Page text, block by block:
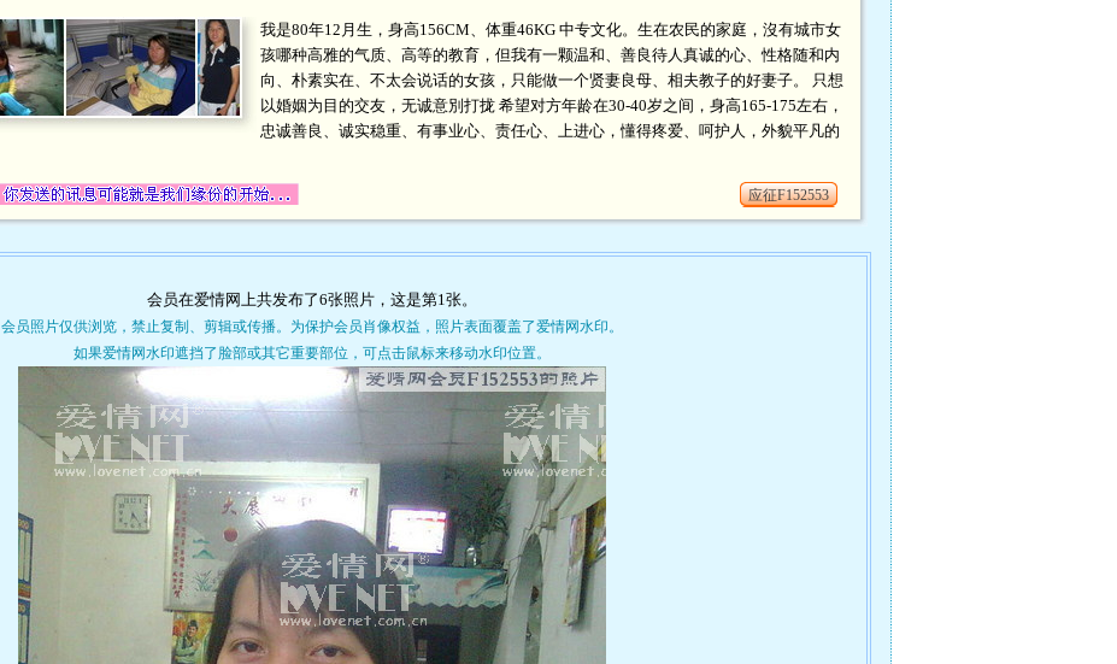
我是80年12月生，身高156CM、体重46KG 中专文化。生在农民的家庭，沒有城市女
孩哪种高雅的气质、高等的教育，但我有一颗温和、善良待人真诚的心、性格随和内
向、朴素实在、不太会说话的女孩，只能做一个贤妻良母、相夫教子的好妻子。 只想
以婚姻为目的交友，无诚意別打拢 希望对方年龄在30-40岁之间，身高165-175左右，
忠诚善良、诚实稳重、有事业心、责任心、上进心，懂得疼爱、呵护人，外貌平凡的
应征F152553
会员在爱情网上共发布了6张照片，这是第1 张。
会员照片仅供浏览，禁止复制、剪辑或传播。为保护会员肖像权益，照片表面覆盖了爱情网水印。
如果爱情网水印遮挡了脸部或其它重要部位，可点击鼠标来移动水印位置。